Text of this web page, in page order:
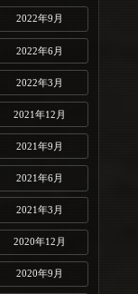
2022年9月
2022年6月
2022年3月
2021年12月
2021年9月
2021年6月
2021年3月
2020年12月
2020年9月